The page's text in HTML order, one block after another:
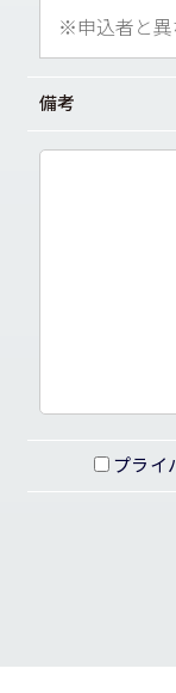
備考
プライ